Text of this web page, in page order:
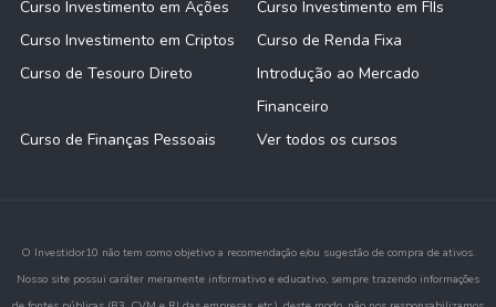
Curso Investimento em Ações
Curso Investimento em FIIs
Curso Investimento em Criptos
Curso de Renda Fixa
Curso de Tesouro Direto
Introdução ao Mercado
Financeiro
Curso de Finanças Pessoais
Ver todos os cursos
O Investidor10 não tem como objetivo a recomendação e/ou sugestão de compra de ativos.
Nosso site possui caráter meramente informativo e educativo, sempre trazendo informações